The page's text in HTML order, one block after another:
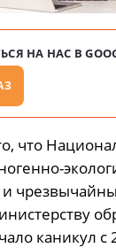
НА НАС В
что
и
каникул с